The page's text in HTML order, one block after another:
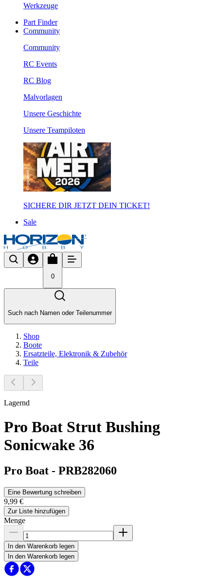
Werkzeuge
Part Finder
Community
Community
RC Events
RC Blog
Malvorlagen
Unsere Geschichte
Unsere Teampiloten
SICHERE DIR JETZT DEIN TICKET!
Sale
0
Such nach Namen oder Teilenummer
Shop
Boote
Ersatzteile, Elektronik & Zubehör
Teile
Lagernd
Pro Boat Strut Bushing
Sonicwake 36
Pro Boat - PRB282060
Eine Bewertung schreiben
9,99 €
Zur Liste hinzufügen
Menge
In den Warenkorb legen
In den Warenkorb legen